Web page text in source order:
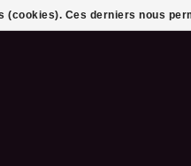
Ces derniers nous